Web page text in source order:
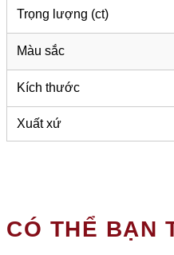
Trọng lượng (ct)
Màu sắc
Kích thước
Xuất xứ
CÓ THỂ BẠN